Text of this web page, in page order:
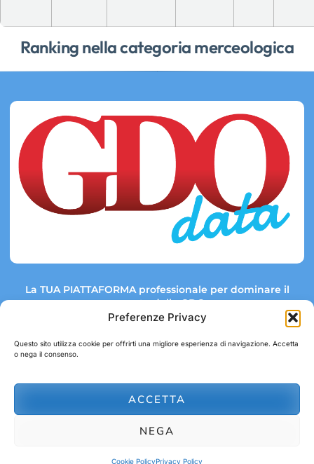
Preferenze Privacy
Questo sito utilizza cookie per offrirti una migliore esperienza di navigazione. Accetta
o nega il consenso.
ACCETTA
NEGA
Cookie PolicyPrivacy Policy
Ranking nella categoria merceologica
La TUA PIATTAFORMA professionale per dominare il
mercato della GDO.
Link rapidi:
abbonamenti@gdodata.it